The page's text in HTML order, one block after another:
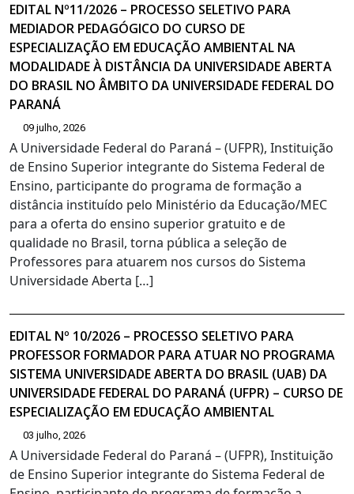
EDITAL Nº11/2026 – PROCESSO SELETIVO PARA
MEDIADOR PEDAGÓGICO DO CURSO DE
ESPECIALIZAÇÃO EM EDUCAÇÃO AMBIENTAL NA
MODALIDADE À DISTÂNCIA DA UNIVERSIDADE ABERTA
DO BRASIL NO ÂMBITO DA UNIVERSIDADE FEDERAL DO
PARANÁ
09 julho, 2026
A Universidade Federal do Paraná – (UFPR), Instituição
de Ensino Superior integrante do Sistema Federal de
Ensino, participante do programa de formação a
distância instituído pelo Ministério da Educação/MEC
para a oferta do ensino superior gratuito e de
qualidade no Brasil, torna pública a seleção de
Professores para atuarem nos cursos do Sistema
Universidade Aberta […]
EDITAL Nº 10/2026 – PROCESSO SELETIVO PARA
PROFESSOR FORMADOR PARA ATUAR NO PROGRAMA
SISTEMA UNIVERSIDADE ABERTA DO BRASIL (UAB) DA
UNIVERSIDADE FEDERAL DO PARANÁ (UFPR) – CURSO DE
ESPECIALIZAÇÃO EM EDUCAÇÃO AMBIENTAL
03 julho, 2026
A Universidade Federal do Paraná – (UFPR), Instituição
de Ensino Superior integrante do Sistema Federal de